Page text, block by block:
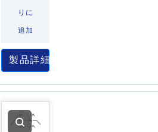
りに
追加
製品詳細